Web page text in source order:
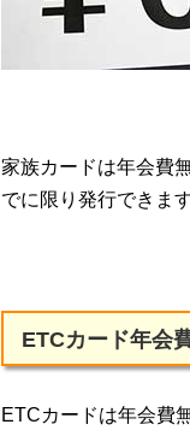
家族カードは年会費
でに限り発行できます
ETCカード年会
ETCカードは年会費